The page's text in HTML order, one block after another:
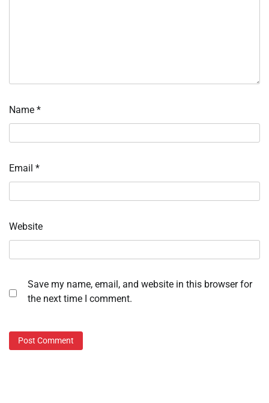
Name *
Email *
Website
Save my name, email, and website in this browser for
the next time I comment.